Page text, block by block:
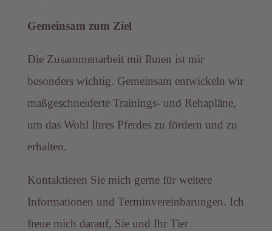
Gemeinsam zum Ziel
Die Zusammenarbeit mit Ihnen ist mir
besonders wichtig. Gemeinsam entwickeln wir
maßgeschneiderte Trainings- und Rehapläne,
um das Wohl Ihres Pferdes zu fördern und zu
erhalten.
Kontaktieren Sie mich gerne für weitere
Informationen und Terminvereinbarungen. Ich
freue mich darauf, Sie und Ihr Tier